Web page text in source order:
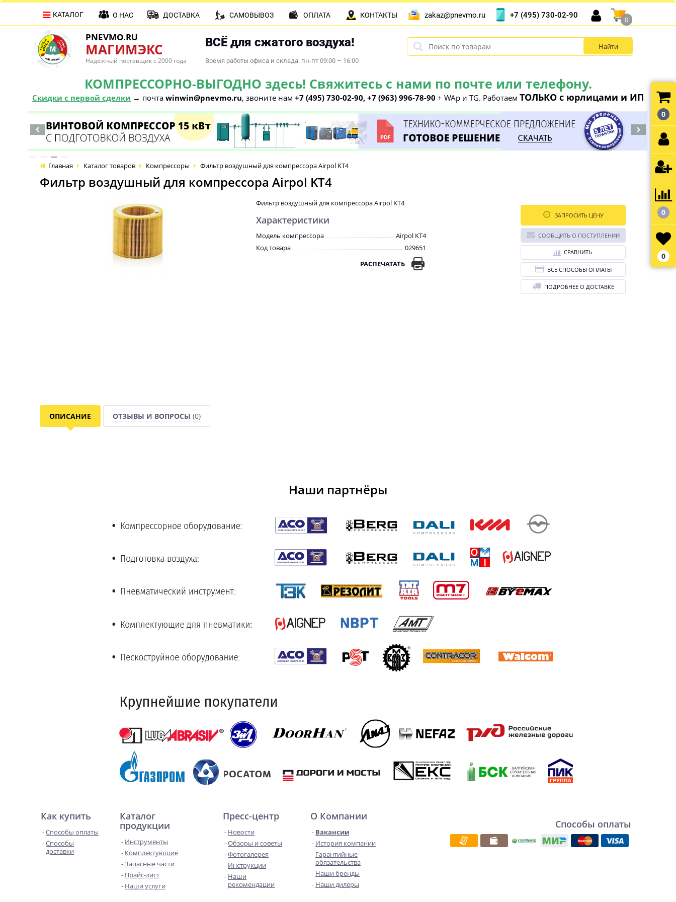
PNEVMO.RU
МАГИМЭКС
Надёжный поставщик с 2000 года
ВСЁ для сжатого воздуха!
Время работы офиса и склада: пн-пт 09:00 – 16:00
КОМПРЕССОРНО-ВЫГОДНО здесь! Свяжитесь с нами по почте или телефону.
Скидки с первой сделки → почта winwin@pnevmo.ru, звоните нам +7 (495) 730-02-90, +7 (963) 996-78-90 + WAp и TG. Работаем ТОЛЬКО с юрлицами и ИП
КАТАЛОГ О НАС ДОСТАВКА САМОВЫВОЗ ОПЛАТА КОНТАКТЫ zakaz@pnevmo.ru +7 (495) 730-02-90
0
Главная Каталог товаров Компрессоры Фильтр воздушный для компрессора Airpol KT4
Фильтр воздушный для компрессора Airpol KT4
Фильтр воздушный для компрессора Airpol KT4
Характеристики
Модель компрессора
Airpol KT4
Код товара
029651
РАСПЕЧАТАТЬ
ЗАПРОСИТЬ ЦЕНУ
СООБЩИТЬ О ПОСТУПЛЕНИИ
СРАВНИТЬ
ВСЕ СПОСОБЫ ОПЛАТЫ
ПОДРОБНЕЕ О ДОСТАВКЕ
ОПИСАНИЕ ОТЗЫВЫ И ВОПРОСЫ (0)
Наши партнёры
Как купить
Способы оплаты
Способы
доставки
Каталог
продукции
Инструменты
Комплектующие
Запасные части
Прайс-лист
Наши услуги
Пресс-центр
Новости
Обзоры и советы
Фотогалерея
Инструкции
Наши
рекомендации
О Компании
Вакансии
История компании
Гарантийные
обязательства
Наши бренды
Наши дилеры
Способы оплаты
0
0
0